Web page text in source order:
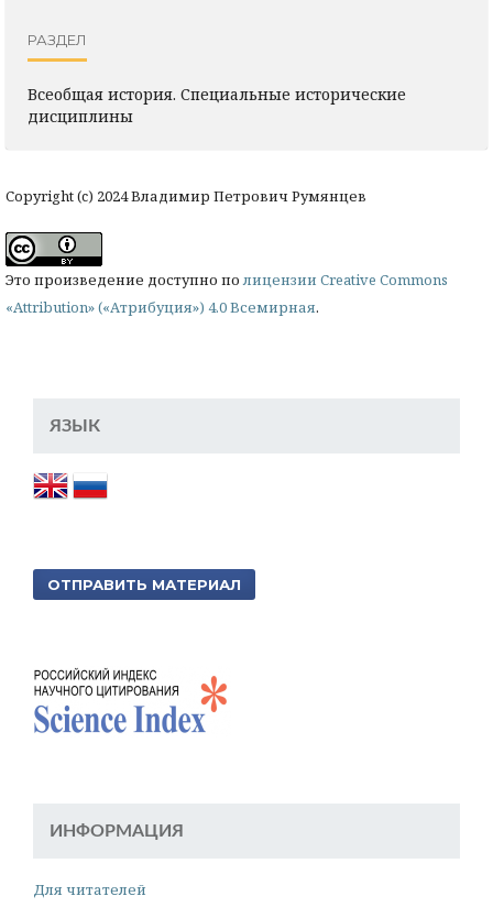
РАЗДЕЛ
Всеобщая история. Специальные исторические
дисциплины
Copyright (c) 2024 Владимир Петрович Румянцев
Это произведение доступно полицензии Creative Commons
«Attribution» («Атрибуция») 4.0 Всемирная.
ЯЗЫК
ОТПРАВИТЬ МАТЕРИАЛ
ИНФОРМАЦИЯ
Для читателей